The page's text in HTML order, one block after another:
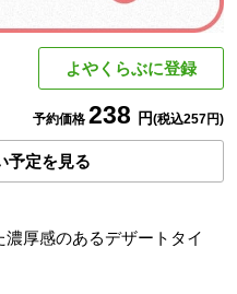
よやくらぶに登録
予約価格 238 円(税込257円)
予定を見る
厚感のあるデザートタイ